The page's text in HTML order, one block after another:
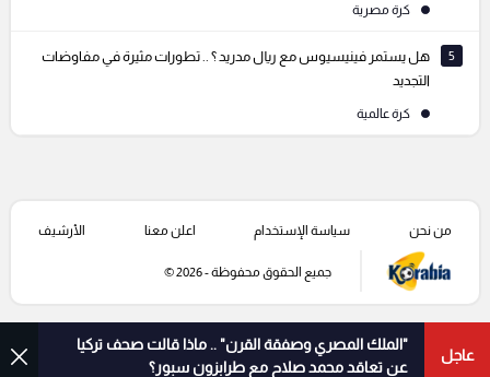
كرة مصرية
5
هل يستمر فينيسيوس مع ريال مدريد ؟ .. تطورات مثيرة في مفاوضات
التجديد
كرة عالمية
عاجل
"الملك المصري وصفقة القرن" .. ماذا قالت صحف تركيا
عن تعاقد محمد صلاح مع طرابزون سبور؟
من نحن سياسة الإستخدام اعلن معنا الأرشيف
جميع الحقوق محفوظة - 2026 ©